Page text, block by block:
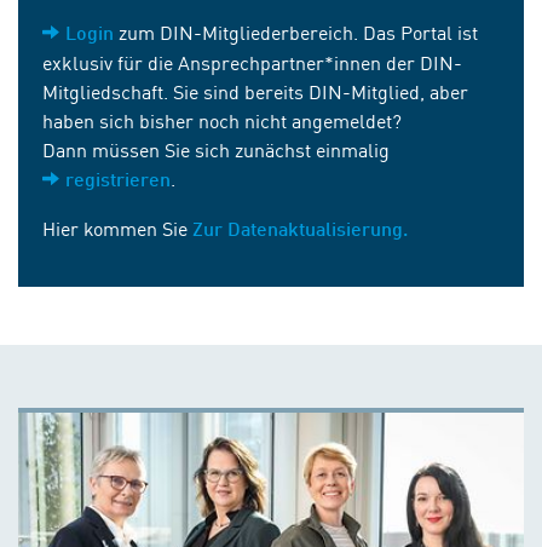
Login zum DIN-Mitgliederbereich. Das Portal ist
exklusiv für die Ansprechpartner*innen der DIN-
Mitgliedschaft. Sie sind bereits DIN-Mitglied, aber
haben sich bisher noch nicht angemeldet?
Dann müssen Sie sich zunächst einmalig
registrieren
Hier kommen Sie Zur Datenaktualisierung.